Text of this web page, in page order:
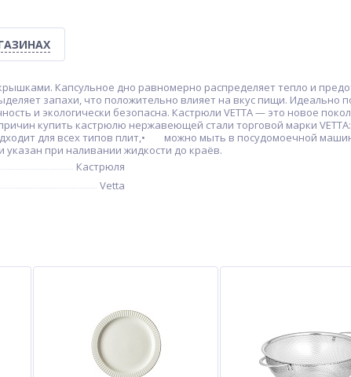
Капсульное дно равномерно распределяет тепло и
запахи, что положительно влияет на вкус пищи. Идеально
и экологически безопасна. Кастрюли VETTA — это новое
купить кастрюлю нержавеющей стали торговой марки
для всех типов плит,• можно мыть в посудомоечной
при наливании жидкости до краёв.
Кастрюля
Vetta